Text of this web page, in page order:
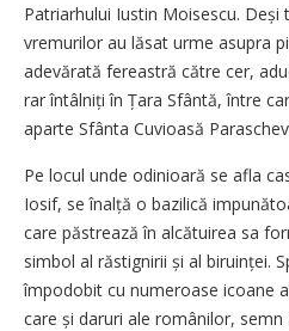
Patriarhului Iustin Moisescu. Deși
vremurilor au lăsat urme asupra
adevărată fereastră către cer,
rar întâlniți în Țara Sfântă, între
aparte Sfânta Cuvioasă
Pe locul unde odinioară se afla
Iosif, se înalță o bazilică
care păstrează în alcătuirea sa
simbol al răstignirii și al biruinței.
împodobit cu numeroase icoane
care și daruri ale românilor,